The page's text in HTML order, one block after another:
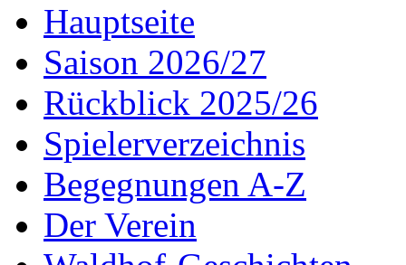
Hauptseite
Saison 2026/27
Rückblick 2025/26
Spielerverzeichnis
Begegnungen A-Z
Der Verein